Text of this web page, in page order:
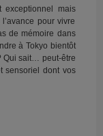
mais
pour vivre
de mémoire dans
à Tokyo bientôt
Qui sait… peut-être
sensoriel dont vos